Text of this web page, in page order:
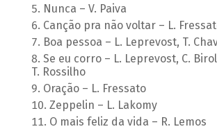
Nunca – V. Paiva
Canção pra não voltar – L.
Boa pessoa – L. Leprevost, T.
Se eu corro – L. Leprevost, C.
T. Rossilho
Oração – L. Fressato
Zeppelin – L. Lakomy
O mais feliz da vida – R. Lemos